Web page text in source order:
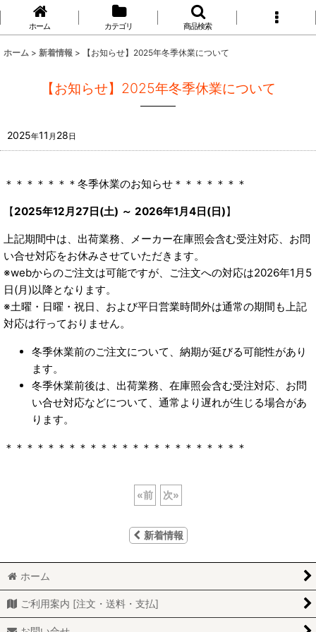
ホーム カテゴリ 商品検索
ホーム > 新着情報 > 【お知らせ】2025年冬季休業について
【お知らせ】2025年冬季休業について
2025年11 月 28日
＊＊＊＊＊＊＊冬季休業のお知らせ＊＊＊＊＊＊＊
【2025年12月27日(土) ～ 2026年1月4日(日)】
上記期間中は、出荷業務、メーカー在庫照会含む受注対応、お問
い合せ対応をお休みさせていただきます。
※webからのご注文は可能ですが、ご注文への対応は2026年1月5
日(月)以降となります。
※土曜・日曜・祝日、および平日営業時間外は通常の期間も上記
対応は行っておりません。
冬季休業前のご注文について、納期が延びる可能性があり
ます。
冬季休業前後は、出荷業務、在庫照会含む受注対応、お問
い合せ対応などについて、通常より遅れが生じる場合があ
ります。
＊＊＊＊＊＊＊＊＊＊＊＊＊＊＊＊＊＊＊＊＊＊＊
«前 次»
新着情報
ホーム
ご利用案内 [注文・送料・支払]